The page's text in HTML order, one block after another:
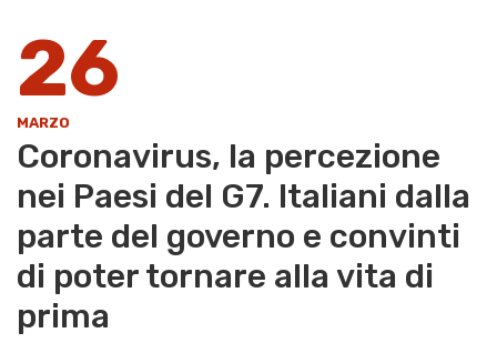
26
MARZO
Coronavirus, la percezione
nei Paesi del G7. Italiani dalla
parte del governo e convinti
di poter tornare alla vita di
prima